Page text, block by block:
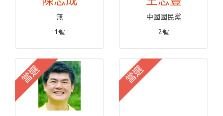
無
1號
中國國民黨
2號
當選 當選